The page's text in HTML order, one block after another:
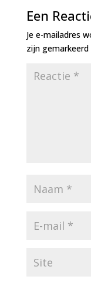
Een
Je e-mailadres
zijn